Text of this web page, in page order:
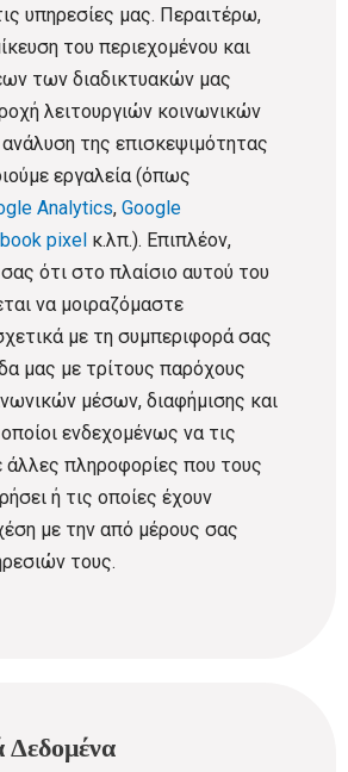
υπηρεσίες μας. Περαιτέρω,
του περιεχομένου και
των διαδικτυακών μας
λειτουργιών κοινωνικών
της επισκεψιμότητας
εργαλεία (όπως
Analytics, Google
pixel κ.λπ.). Επιπλέον,
ότι στο πλαίσιο αυτού του
να μοιραζόμαστε
με τη συμπεριφορά σας
μας με τρίτους παρόχους
μέσων, διαφήμισης και
ενδεχομένως να τις
άλλες πληροφορίες που τους
ή τις οποίες έχουν
με την από μέρους σας
τους.